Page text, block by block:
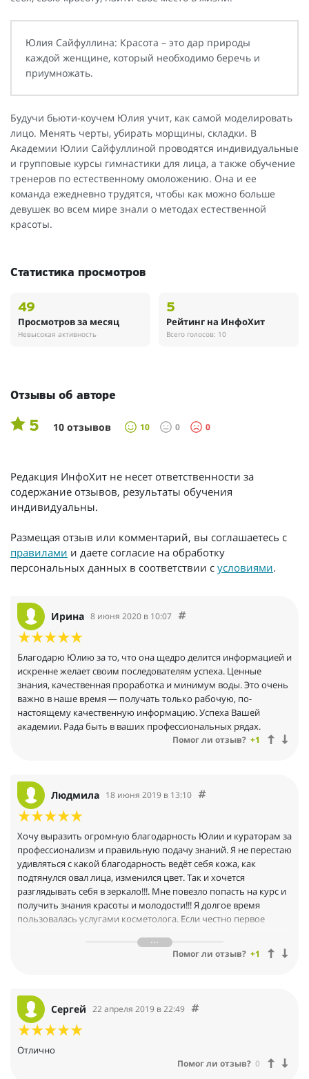
Юлия Сайфуллина: Красота – это дар природы
каждой женщине, который необходимо беречь и
приумножать.
Будучи бьюти-коучем Юлия учит, как самой моделировать
лицо. Менять черты, убирать морщины, складки. В
Академии Юлии Сайфуллиной проводятся индивидуальные
и групповые курсы гимнастики для лица, а также обучение
тренеров по естественному омоложению. Она и ее
команда ежедневно трудятся, чтобы как можно больше
девушек во всем мире знали о методах естественной
красоты.
Статистика просмотров
49
Просмотров за месяц
Невысокая активность
5
Рейтинг на ИнфоХит
Всего голосов: 10
Отзывы об авторе
5 10 отзывов 10 0 0
Редакция ИнфоХит не несет ответственности за
содержание отзывов, результаты обучения
индивидуальны.
Размещая отзыв или комментарий, вы соглашаетесь с
правилами и даете согласие на обработку
персональных данных в соответствии с условиями.
Ирина 8 июня 2020 в 10:07
Благодарю Юлию за то, что она щедро делится информацией и
искренне желает своим последователям успеха. Ценные
знания, качественная проработка и минимум воды. Это очень
важно в наше время — получать только рабочую, по-
настоящему качественную информацию. Успеха Вашей
академии. Рада быть в ваших профессиональных рядах.
Помог ли отзыв? +1
Людмила 18 июня 2019 в 13:10
Хочу выразить огромную благодарность Юлии и кураторам за
профессионализм и правильную подачу знаний. Я не перестаю
удивляться с какой благодарность ведёт себя кожа, как
подтянулся овал лица, изменился цвет. Так и хочется
разглядывать себя в зеркало!!!. Мне повезло попасть на курс и
получить знания красоты и молодости!!! Я долгое время
пользовалась услугами косметолога. Если честно первое
результатов, как инъекции. Но результат меня очень
порадовал. Овал лица и мышцы обрели более гармоничный
но и улучшили мое эмоциональное состояние. Теперь я не
могу себе позволить сутулиться, а гордо выпрямив осанку
нести эти знания людям!!!!))))
Помог ли отзыв? +1
Сергей 22 апреля 2019 в 22:49
Отлично
Помог ли отзыв? 0